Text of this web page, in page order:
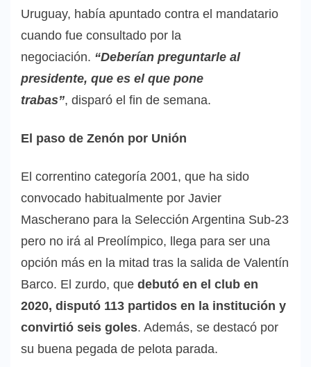
Uruguay, había apuntado contra el mandatario
cuando fue consultado por la
negociación. “Deberían preguntarle al
presidente, que es el que pone
trabas”, disparó el fin de semana.
El paso de Zenón por Unión
El correntino categoría 2001, que ha sido
convocado habitualmente por Javier
Mascherano para la Selección Argentina Sub-23
pero no irá al Preolímpico, llega para ser una
opción más en la mitad tras la salida de Valentín
Barco. El zurdo, que debutó en el club en
2020, disputó 113 partidos en la institución y
convirtió seis goles. Además, se destacó por
su buena pegada de pelota parada.